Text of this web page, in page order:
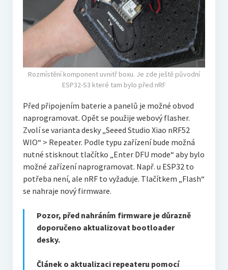
Rozmístění komponent uvnitř boxu. Je zde ještě původní
ESP32-S3 které tam bylo před nRF
Před připojením baterie a panelů je možné obvod
naprogramovat. Opět se použije webový flasher.
Zvolí se varianta desky „Seeed Studio Xiao nRF52
WIO“ > Repeater. Podle typu zařízení bude možná
nutné stisknout tlačítko „Enter DFU mode“ aby bylo
možné zařízení naprogramovat. Např. u ESP32 to
potřeba není, ale nRF to vyžaduje. Tlačítkem „Flash“
se nahraje nový firmware.
Pozor, před nahráním firmware je důrazně
doporučeno aktualizovat bootloader
desky.
Článek o aktualizaci repeateru pomocí